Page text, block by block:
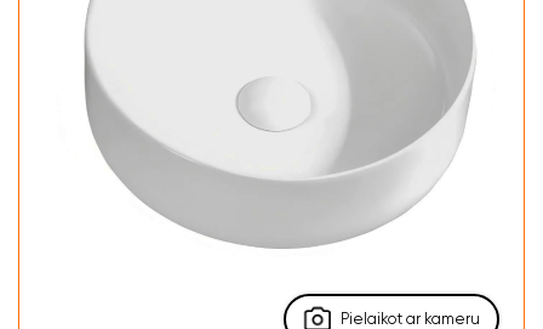
Pielaikot ar kameru